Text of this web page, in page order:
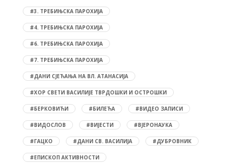
#3. ТРЕБИЊСКА ПАРОХИЈА
#4. ТРЕБИЊСКА ПАРОХИЈА
#6. ТРЕБИЊСКА ПАРОХИЈА
#7. ТРЕБИЊСКА ПАРОХИЈА
#ДАНИ СЈЕЋАЊА НА ВЛ. АТАНАСИЈА
#ХОР СВЕТИ ВАСИЛИЈЕ ТВРДОШКИ И ОСТРОШКИ
#БЕРКОВИЋИ #БИЛЕЋА #ВИДЕО ЗАПИСИ
#ВИДОСЛОВ #ВИЈЕСТИ #ВЈЕРОНАУКА
#ГАЦКО #ДАНИ СВ. ВАСИЛИЈА #ДУБРОВНИК
#ЕПИСКОП АКТИВНОСТИ